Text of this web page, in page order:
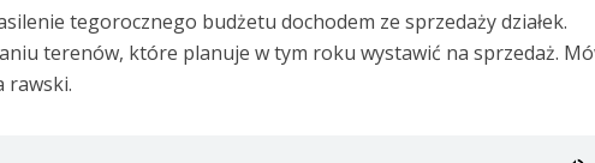
tegorocznego budżetu dochodem ze sprzedaży działek.
terenów, które planuje w tym roku wystawić na sprzedaż.
rawski.